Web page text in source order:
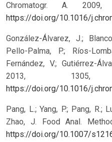
Chromatogr. A. 2009,
https://doi.org/10.1016/
González-Álvarez, J.;
Pello-Palma, P.; Ríos-
Fernández, V.; Gutiérrez-
2013,
https://doi.org/10.1016/
Pang, L.; Yang, P.; Pang, R.;
Zhao, J. Food Anal.
https://doi.org/10.1007/